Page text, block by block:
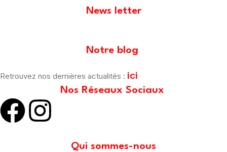
News letter
Notre blog
Retrouvez nos dernières actualités : ici
Nos Réseaux Sociaux
Qui sommes-nous